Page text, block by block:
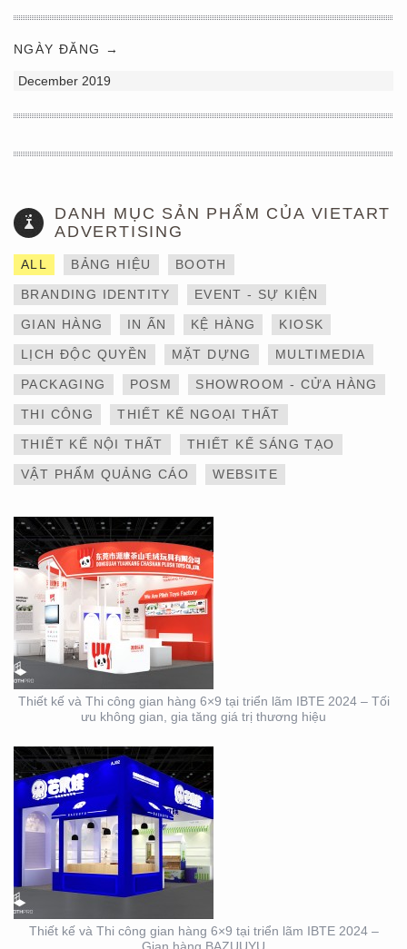
NGÀY ĐĂNG →
December 2019
DANH MỤC SẢN PHẨM CỦA VIETART
ADVERTISING
ALL BẢNG HIỆU BOOTH
BRANDING IDENTITY EVENT - SỰ KIỆN
GIAN HÀNG IN ẤN KỆ HÀNG KIOSK
LỊCH ĐỘC QUYỀN MẶT DỰNG MULTIMEDIA
PACKAGING POSM SHOWROOM - CỬA HÀNG
THI CÔNG THIẾT KẾ NGOẠI THẤT
THIẾT KẾ NỘI THẤT THIẾT KẾ SÁNG TẠO
VẬT PHẨM QUẢNG CÁO WEBSITE
THIẾT KẾ VÀ THI CÔNG
GIAN HÀNG 6×9 TẠI
TRIỂN LÃM IBTE 2024 –
TỐI ƯU KHÔNG GIAN,
GIA TĂNG GIÁ TRỊ
THƯƠNG HIỆU
Thiết kế và Thi công gian hàng 6×9 tại triển lãm IBTE 2024 – Tối
ưu không gian, gia tăng giá trị thương hiệu
THIẾT KẾ VÀ THI CÔNG
GIAN HÀNG 6×9 TẠI
TRIỂN LÃM IBTE 2024 –
GIAN HÀNG BAZUUYU
Thiết kế và Thi công gian hàng 6×9 tại triển lãm IBTE 2024 –
DỊCH VỤ THIẾT KẾ VÀ
THI CÔNG GIAN HÀNG
TRIỂN LÃM NGÀNH
LOGISTICS CÔNG TY
ALS